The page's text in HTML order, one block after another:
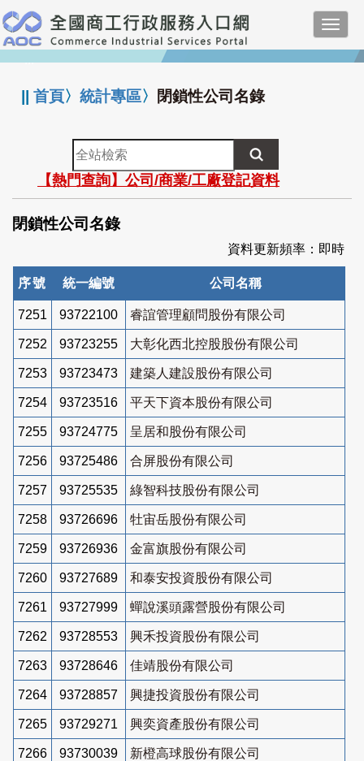
跳
到
主
要
:::
||首頁〉統計專區〉 閉鎖性公司名錄
全
站
檢
索
【熱門查詢】公司/商業/工廠登記資料
閉鎖性公司名錄
資料更新頻率：即時
序號 統一編號 公司名稱
7251 93722100 睿誼管理顧問股份有限公司
7252 93723255 大彰化西北控股股份有限公司
7253 93723473 建築人建設股份有限公司
7254 93723516 平天下資本股份有限公司
7255 93724775 呈居和股份有限公司
7256 93725486 合屏股份有限公司
7257 93725535 綠智科技股份有限公司
7258 93726696 牡宙岳股份有限公司
7259 93726936 金富旗股份有限公司
7260 93727689 和泰安投資股份有限公司
7261 93727999 蟬說溪頭露營股份有限公司
7262 93728553 興禾投資股份有限公司
7263 93728646 佳靖股份有限公司
7264 93728857 興捷投資股份有限公司
7265 93729271 興奕資產股份有限公司
7266 93730039 新橙高球股份有限公司